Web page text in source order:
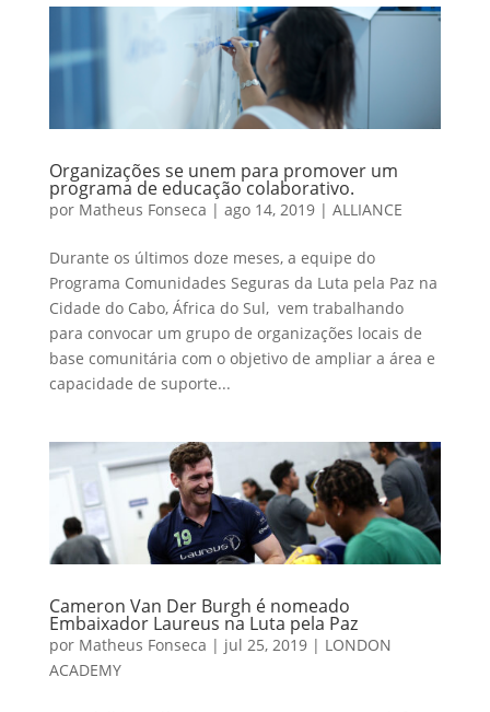
Organizações se unem para promover um
programa de educação colaborativo.
por Matheus Fonseca | ago 14, 2019| ALLIANCE
Durante os últimos doze meses, a equipe do
Programa Comunidades Seguras da Luta pela Paz na
Cidade do Cabo, África do Sul, vem trabalhando
para convocar um grupo de organizações locais de
base comunitária com o objetivo de ampliar a área e
capacidade de suporte...
Cameron Van Der Burgh é nomeado
Embaixador Laureus na Luta pela Paz
por Matheus Fonseca | jul 25, 2019| LONDON
ACADEMY